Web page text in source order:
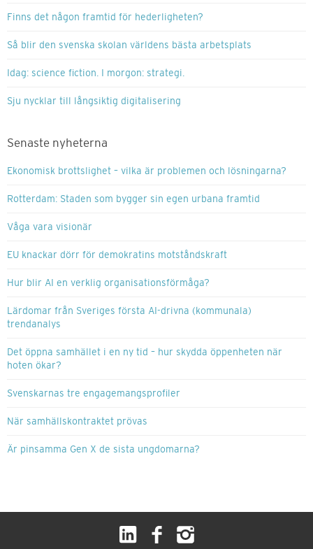
Finns det någon framtid för hederligheten?
Så blir den svenska skolan världens bästa arbetsplats
Idag: science fiction. I morgon: strategi.
Sju nycklar till långsiktig digitalisering
Senaste nyheterna
Ekonomisk brottslighet – vilka är problemen och lösningarna?
Rotterdam: Staden som bygger sin egen urbana framtid
Våga vara visionär
EU knackar dörr för demokratins motståndskraft
Hur blir AI en verklig organisationsförmåga?
Lärdomar från Sveriges första AI-drivna (kommunala)
trendanalys
Det öppna samhället i en ny tid – hur skydda öppenheten när
hoten ökar?
Svenskarnas tre engagemangsprofiler
När samhällskontraktet prövas
Är pinsamma Gen X de sista ungdomarna?